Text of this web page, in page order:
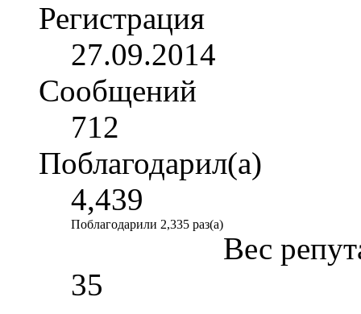
Регистрация
27.09.2014
Сообщений
712
Поблагодарил(а)
4,439
Поблагодарили 2,335 раз(а)
Вес
35